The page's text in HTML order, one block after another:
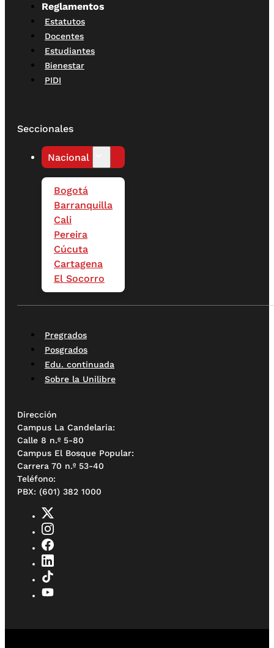
Reglamentos
Estatutos
Docentes
Estudiantes
Bienestar
PIDI
Seccionales
Nacional
Bogotá
Barranquilla
Cali
Pereira
Cúcuta
Cartagena
El Socorro
Pregrados
Posgrados
Edu. continuada
Sobre la Unilibre
Dirección
Campus La Candelaria:
Calle 8 n.º 5-80
Campus El Bosque Popular:
Carrera 70 n.º 53-40
Teléfono:
PBX: (601) 382 1000